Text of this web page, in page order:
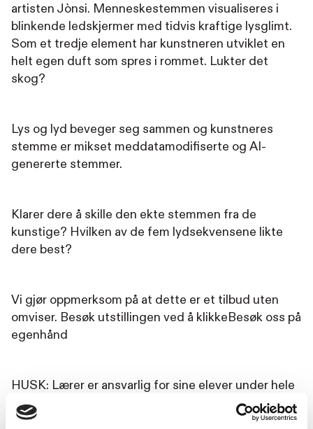
artisten Jònsi. Menneskestemmen visualiseres i
blinkende ledskjermer med tidvis kraftige lysglimt.
Som et tredje element har kunstneren utviklet en
helt egen duft som spres i rommet. Lukter det
skog?
Lys og lyd beveger seg sammen og kunstneres
stemme er mikset meddatamodifiserte og AI-
genererte stemmer.
Klarer dere å skille den ekte stemmen fra de
kunstige? Hvilken av de fem lydsekvensene likte
dere best?
Vi gjør oppmerksom på at dette er et tilbud uten
omviser. Besøk utstillingen ved å klikkeBesøk oss på
egenhånd
HUSK: Lærer er ansvarlig for sine elever under hele
besøket. Hold gruppen samlet og unngå å ta på
kunsten.